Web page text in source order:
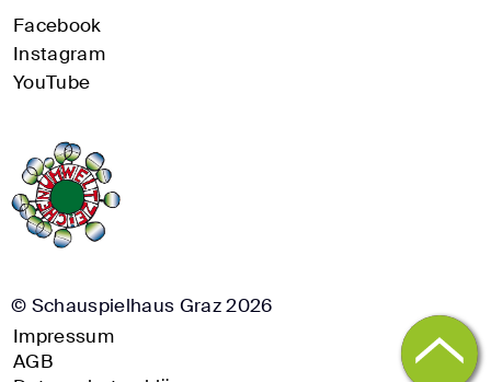
Facebook
Instagram
YouTube
© Schauspielhaus Graz 2026
Impressum
AGB